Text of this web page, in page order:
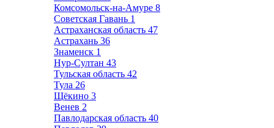
Комсомольск-на-Амуре 8
Советская Гавань 1
Астраханская область 47
Астрахань 36
Знаменск 1
Нур-Султан 43
Тульская область 42
Тула 26
Щёкино 3
Венев 2
Павлодарская область 40